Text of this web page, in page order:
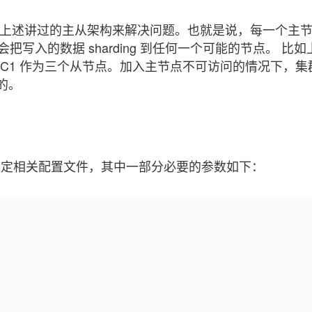
述讲过的主从架构来解决问题。也就是说，每一个主
把写入的数据 sharding 到任何一个可能的节点。
比如
作为三个从节点。加入主节点不可访问的情况下，
关配置文件，其中一部分必要的参数如下：